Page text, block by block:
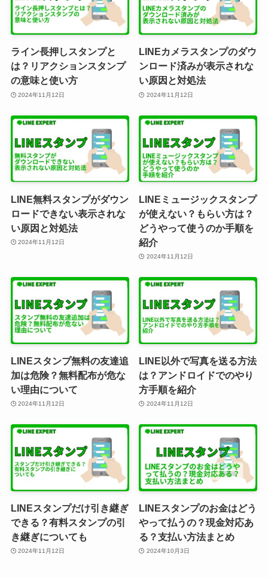
ライン長押しスタンプと
は？リアクションスタンプ
の意味と使い方
2024年11月12日
LINEカメラスタンプのダウ
ンロード済みが表示されな
い原因と対処法
2024年11月12日
LINE無料スタンプがダウン
ロードできない表示されな
い原因と対処法
2024年11月12日
LINEミュージックスタンプ
が使えない？もらい方は？
どうやって使うのか手順を
紹介
2024年11月12日
LINEスタンプ無料の友達追
加は危険？無料配布が危な
い理由について
2024年11月12日
LINE以外で写真を送る方法
は？アンドロイドでのやり
方手順を紹介
2024年11月12日
LINEスタンプだけ引き継ぎ
できる？有料スタンプの引
き継ぎについても
2024年11月12日
LINEスタンプのお金はどう
やって払うの？現金対応あ
る？支払い方法まとめ
2024年10月3日